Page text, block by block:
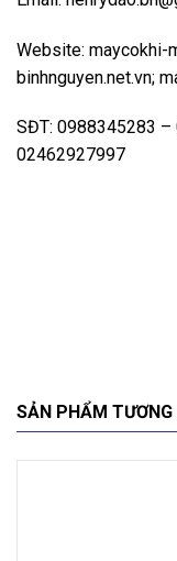
Website: maycokhi-
binhnguyen.net.vn;
SĐT: 0988345283
02462927997
SẢN PHẨM